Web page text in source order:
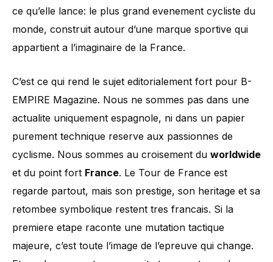
ce qu’elle lance: le plus grand evenement cycliste du
monde, construit autour d’une marque sportive qui
appartient a l’imaginaire de la France.
C’est ce qui rend le sujet editorialement fort pour B-
EMPIRE Magazine. Nous ne sommes pas dans une
actualite uniquement espagnole, ni dans un papier
purement technique reserve aux passionnes de
cyclisme. Nous sommes au croisement du worldwide
et du point fort France. Le Tour de France est
regarde partout, mais son prestige, son heritage et sa
retombee symbolique restent tres francais. Si la
premiere etape raconte une mutation tactique
majeure, c’est toute l’image de l’epreuve qui change.